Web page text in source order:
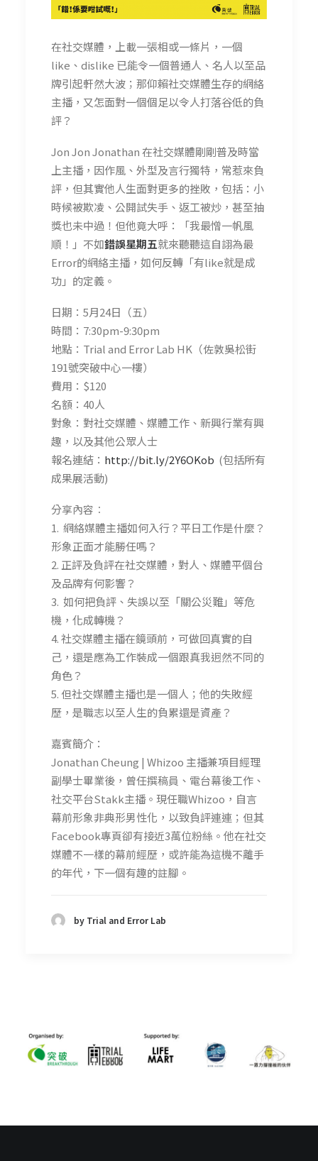
在社交媒體，上載一張相或一條片，一個
like、dislike 已能令一個普通人、名人以至品
牌引起軒然大波；那仰賴社交媒體生存的網絡
主播，又怎面對一個個足以令人打落谷低的負
評？
Jon Jon Jonathan 在社交媒體剛剛普及時當
上主播，因作風、外型及言行獨特，常惹來負
評，但其實他人生面對更多的挫敗，包括：小
時候被欺凌、公開試失手、返工被炒，甚至抽
獎也未中過！但他竟大呼：「我最憎一帆風
順！」不如錯誤星期五就來聽聽這自詡為最
Error的網絡主播，如何反轉「有like就是成
功」的定義。
日期：5月24日（五）
時間：7:30pm-9:30pm
地點：Trial and Error Lab HK（佐敦吳松街
191號突破中心一樓）
費用：$120
名額：40人
對象：對社交媒體、媒體工作、新興行業有興
趣，以及其他公眾人士
報名連結： http://bit.ly/2Y6OKob (包括所有
成果展活動)
分享內容︰
1. 網絡媒體主播如何入行？平日工作是什麼？
形象正面才能勝任嗎？
2. 正評及負評在社交媒體，對人、媒體平個台
及品牌有何影響？
3. 如何把負評、失誤以至「關公災難」等危
機，化成轉機？
4. 社交媒體主播在鏡頭前，可做回真實的自
己，還是應為工作裝成一個跟真我迥然不同的
角色？
5. 但社交媒體主播也是一個人；他的失敗經
歷，是職志以至人生的負累還是資產？
嘉賓簡介：
Jonathan Cheung | Whizoo 主播兼項目經理
副學士畢業後，曾任撰稿員、電台幕後工作、
社交平台Stakk主播。現任職Whizoo，自言
幕前形象非典形男性化，以致負評連連；但其
Facebook專頁卻有接近3萬位粉絲。他在社交
媒體不一樣的幕前經歷，或許能為這機不離手
的年代，下一個有趣的註腳。
by Trial and Error Lab